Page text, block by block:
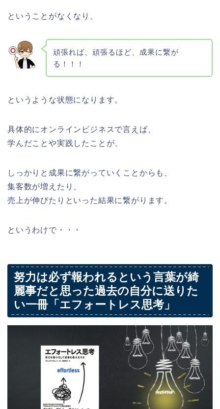
ということがなくなり、
頑張れば、頑張るほど、成果に繋が
る！！！
というような状態になります。
具体的にオンラインビジネスで言えば、
学んだことや実践したことが、
しっかりと成果に繋がっていくことからも、
集客数が増えたり、
売上が伸びたりといった結果に繋がります。
というわけで・・・
努力は必ず報われるという言葉が綺
麗事だと思った過去の自分に送りた
い一冊「エフォートレス思考」